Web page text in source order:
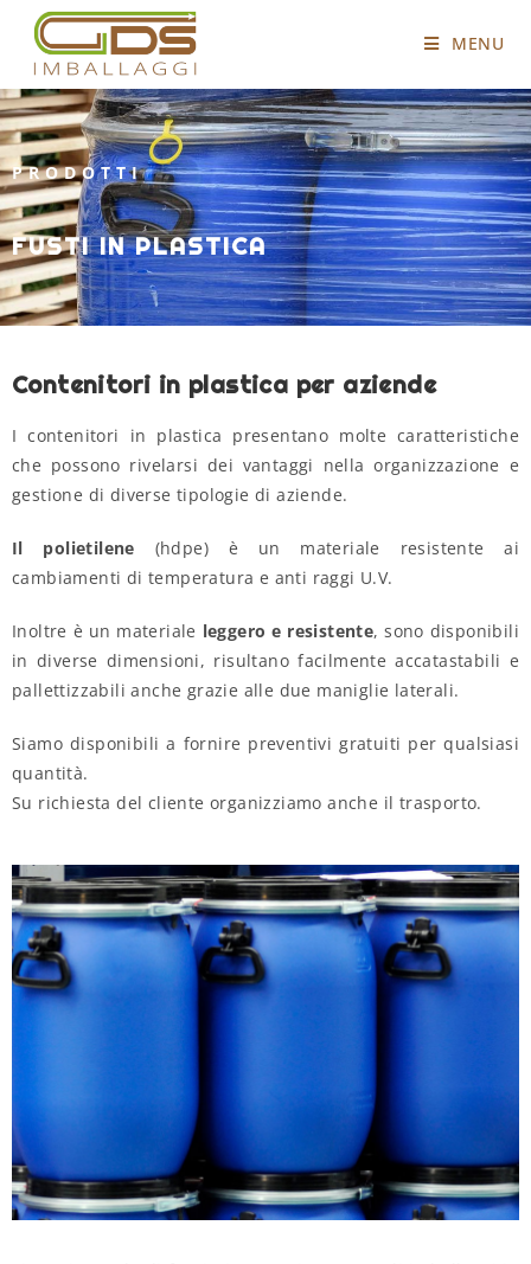
MENU
PRODOTTI
FUSTI IN PLASTICA
Contenitori in plastica per aziende
I contenitori in plastica presentano molte caratteristiche
che possono rivelarsi dei vantaggi nella organizzazione e
gestione di diverse tipologie di aziende.
Il polietilene (hdpe) è un materiale resistente ai
cambiamenti di temperatura e anti raggi U.V.
Inoltre è un materiale leggero e resistente, sono disponibili
in diverse dimensioni, risultano facilmente accatastabili e
pallettizzabili anche grazie alle due maniglie laterali.
Siamo disponibili a fornire preventivi gratuiti per qualsiasi
quantità.
Su richiesta del cliente organizziamo anche il trasporto.